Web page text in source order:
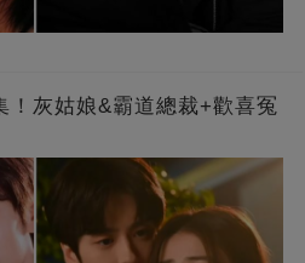
！灰姑娘&霸道總裁+歡喜冤